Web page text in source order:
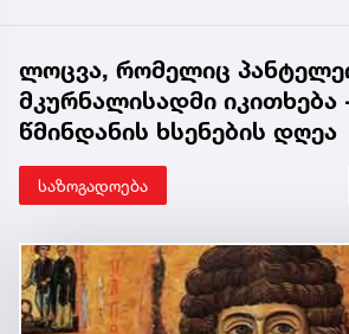
ლოცვა, რომელიც
მკურნალისადმი იკითხება
წმინდანის ხსენების დღეა
საზოგადოება